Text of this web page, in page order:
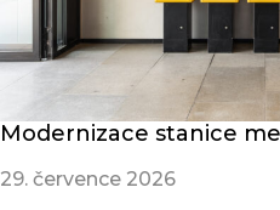
Modernizace stanice
29. července 2026